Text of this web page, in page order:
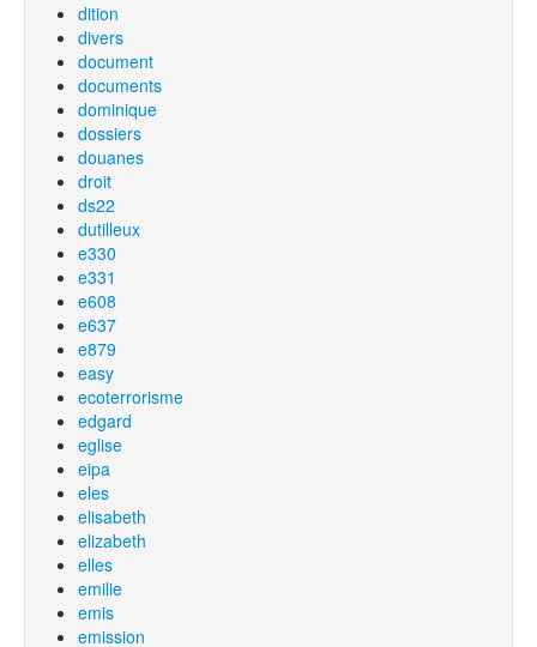
dition
divers
document
documents
dominique
dossiers
douanes
droit
ds22
dutilleux
e330
e331
e608
e637
e879
easy
ecoterrorisme
edgard
eglise
eipa
eles
elisabeth
elizabeth
elles
emilie
emis
emission